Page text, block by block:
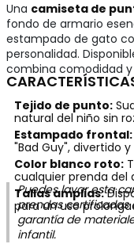
Una camiseta de
fondo de armario
estampado de gato
personalidad.
combina comodidad
Tejido de punto:
natural del niño sin
Estampado frontal:
"Bad Guy", divertido
Color blanco roto:
cualquier prenda del
Tallas amplias:
para un uso
Puedes lavar esta
prendas certificadas
garantía de
infantil.